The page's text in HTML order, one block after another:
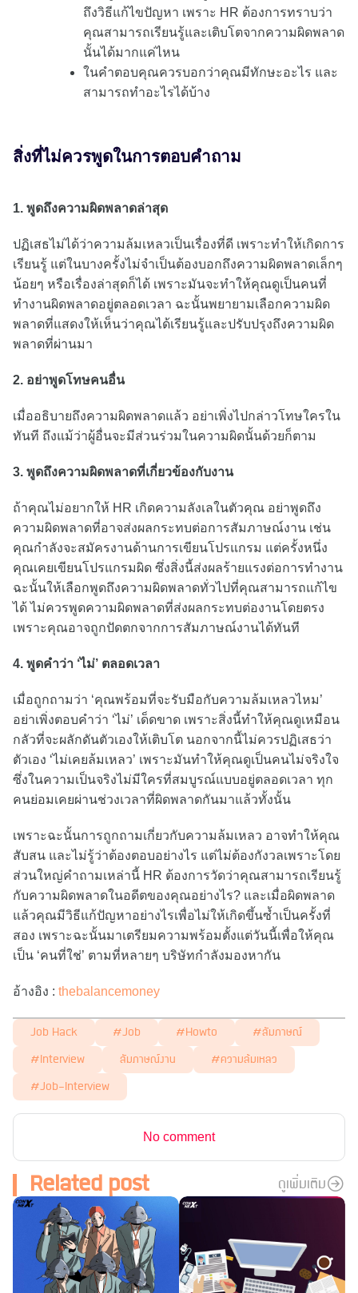
ถึงวิธีแก้ไขปัญหา เพราะ HR ต้องการทราบว่า
คุณสามารถเรียนรู้และเติบโตจากความผิดพลาด
นั้นได้มากแค่ไหน
ในคำตอบคุณควรบอกว่าคุณมีทักษะอะไร และ
สามารถทำอะไรได้บ้าง
สิ่งที่ไม่ควรพูดในการตอบคำถาม
1. พูดถึงความผิดพลาดล่าสุด
ปฏิเสธไม่ได้ว่าความล้มเหลวเป็นเรื่องที่ดี เพราะทำให้เกิดการ
เรียนรู้ แต่ในบางครั้งไม่จำเป็นต้องบอกถึงความผิดพลาดเล็กๆ
น้อยๆ หรือเรื่องล่าสุดก็ได้ เพราะมันจะทำให้คุณดูเป็นคนที่
ทำงานผิดพลาดอยู่ตลอดเวลา ฉะนั้นพยายามเลือกความผิด
พลาดที่แสดงให้เห็นว่าคุณได้เรียนรู้และปรับปรุงถึงความผิด
พลาดที่ผ่านมา
2. อย่าพูดโทษคนอื่น
เมื่ออธิบายถึงความผิดพลาดแล้ว อย่าเพิ่งไปกล่าวโทษใครใน
ทันที ถึงแม้ว่าผู้อื่นจะมีส่วนร่วมในความผิดนั้นด้วยก็ตาม
3. พูดถึงความผิดพลาดที่เกี่ยวข้องกับงาน
ถ้าคุณไม่อยากให้ HR เกิดความลังเลในตัวคุณ อย่าพูดถึง
ความผิดพลาดที่อาจส่งผลกระทบต่อการสัมภาษณ์งาน เช่น
คุณกำลังจะสมัครงานด้านการเขียนโปรแกรม แต่ครั้งหนึ่ง
คุณเคยเขียนโปรแกรมผิด ซึ่งสิ่งนี้ส่งผลร้ายแรงต่อการทำงาน
ฉะนั้นให้เลือกพูดถึงความผิดพลาดทั่วไปที่คุณสามารถแก้ไข
ได้ ไม่ควรพูดความผิดพลาดที่ส่งผลกระทบต่องานโดยตรง
เพราะคุณอาจถูกปัดตกจากการสัมภาษณ์งานได้ทันที
4. พูดคำว่า ‘ไม่’ ตลอดเวลา
เมื่อถูกถามว่า ‘คุณพร้อมที่จะรับมือกับความล้มเหลวไหม’
อย่าเพิ่งตอบคำว่า ‘ไม่’ เด็ดขาด เพราะสิ่งนี้ทำให้คุณดูเหมือน
กลัวที่จะผลักดันตัวเองให้เติบโต นอกจากนี้ไม่ควรปฏิเสธว่า
ตัวเอง ‘ไม่เคยล้มเหลว’ เพราะมันทำให้คุณดูเป็นคนไม่จริงใจ
ซึ่งในความเป็นจริงไม่มีใครที่สมบูรณ์แบบอยู่ตลอดเวลา ทุก
คนย่อมเคยผ่านช่วงเวลาที่ผิดพลาดกันมาแล้วทั้งนั้น
เพราะฉะนั้นการถูกถามเกี่ยวกับความล้มเหลว อาจทำให้คุณ
สับสน และไม่รู้ว่าต้องตอบอย่างไร แต่ไม่ต้องกังวลเพราะโดย
ส่วนใหญ่คำถามเหล่านี้ HR ต้องการวัดว่าคุณสามารถเรียนรู้
กับความผิดพลาดในอดีตของคุณอย่างไร? และเมื่อผิดพลาด
แล้วคุณมีวิธีแก้ปัญหาอย่างไรเพื่อไม่ให้เกิดขึ้นซ้ำเป็นครั้งที่
สอง เพราะฉะนั้นมาเตรียมความพร้อมตั้งแต่วันนี้เพื่อให้คุณ
เป็น ‘คนที่ใช่’ ตามที่หลายๆ บริษัทกำลังมองหากัน
อ้างอิง : thebalancemoney
Job Hack #job #howto #สัมภาษณ์
#interview สัมภาษณ์งาน #ความล้มเหลว
#job-Interview
No comment
Related post ดูเพิ่มเติม